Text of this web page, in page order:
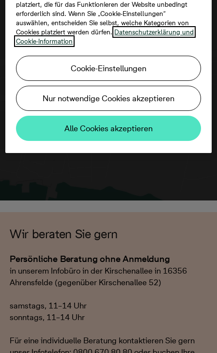
Um diese Karte ansehen zu können,
den Cookie-Einstellungen.
Wir beraten Sie gern
Persönliche Beratung ohne Anmeldung
in unserem Infobüro in der Kirschenallee in 16356
Ahrensfelde (gegenüber Kirschenallee 52)
samstags, 11–14 Uhr
sonntags, 11–14 Uhr
Für eine individuelle Beratung kontaktieren Sie gern
platziert, die für das Funktionieren der Website unbedingt
erforderlich sind. Wenn Sie „Cookie-Einstellungen“
auswählen, entscheiden Sie selbst, welche Kategorien von
Cookies platziert werden dürfen. Datenschutzerklärung und
Cookie-Information
Cookie-Einstellungen
Nur notwendige Cookies akzeptieren
Alle Cookies akzeptieren